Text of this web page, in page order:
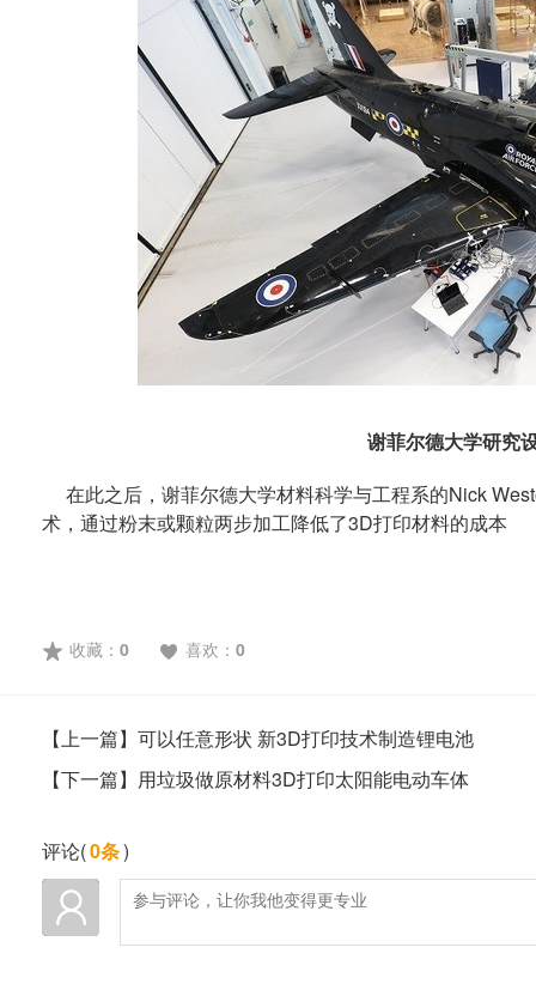
谢菲尔德大学研究
在此之后，谢菲尔德大学材料科学与工程系的Nick
术，通过粉末或颗粒两步加工降低了3D打印材料的成本
收藏： 0 喜欢： 0
【上一篇】可以任意形状 新3D打印技术制造锂电池
【下一篇】用垃圾做原材料3D打印太阳能电动车体
评论(0条)